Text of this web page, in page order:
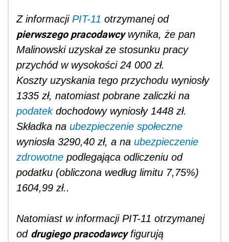
Z informacji PIT-11 otrzymanej od
pierwszego pracodawcywynika, że pan
Malinowski uzyskał ze stosunku pracy
przychód w wysokości 24 000 zł.
Koszty uzyskania tego przychodu wyniosły
1335 zł, natomiast pobrane zaliczki na
podatekdochodowy wyniosły 1448 zł.
Składka na ubezpieczenie społeczne
wyniosła 3290,40 zł, a na ubezpieczenie
zdrowotne podlegająca odliczeniu od
podatku (obliczona według limitu 7,75%)
1604,99 zł..
Natomiast w informacji PIT-11 otrzymanej
od drugiego pracodawcyfigurują